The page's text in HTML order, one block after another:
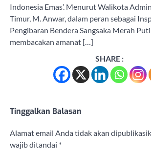
Indonesia Emas’. Menurut Walikota
Timur, M. Anwar, dalam peran sebagai
Pengibaran Bendera Sangsaka Merah
membacakan amanat […]
SHARE :
Tinggalkan Balasan
Alamat email Anda tidak akan
wajib ditandai *